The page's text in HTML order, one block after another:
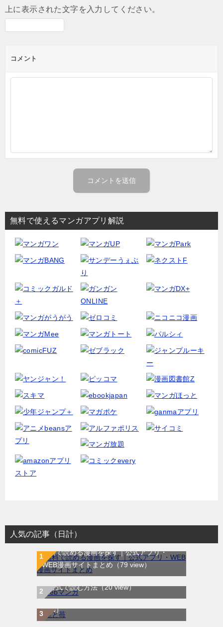
上に表示された文字を入力してください。
コメント
無料で使えるマンガアプリ解説
人気の記事（日計）
無料で読める漫画を探す｜公式アプリ・
WEB漫画サイトまとめ （79 view）
WEB漫画サイト一覧｜ブラウザで無料漫画
を公式で読む方法（20 view）
龍と苺｜最新刊第4巻！全巻無料で読める公
式マンガアプリ＿サンデーうぇぶり（10
view）
航宙軍士官、冒険者になる｜最新刊第6巻！
第5巻まで無料で読めるマンガアプリ！※順